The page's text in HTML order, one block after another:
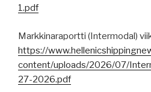
1.pdf
Markkinaraportti (Intermodal)
https://
content/uploads/2026/07/
27-2026.pdf